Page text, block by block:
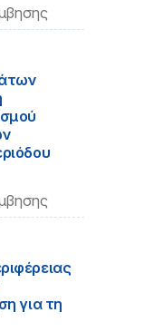
για τη